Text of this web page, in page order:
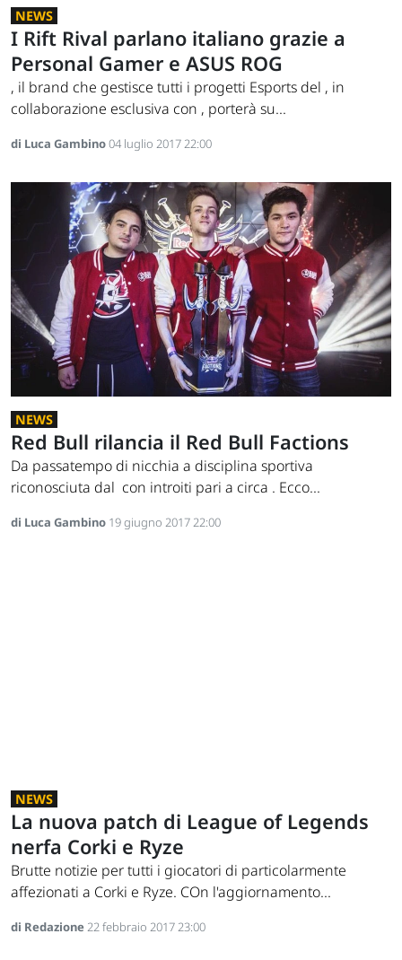
NEWS
I Rift Rival parlano italiano grazie a
Personal Gamer e ASUS ROG
, il brand che gestisce tutti i progetti Esports del , in
collaborazione esclusiva con , porterà su...
di Luca Gambino04 luglio 2017 22:00
NEWS
Red Bull rilancia il Red Bull Factions
Da passatempo di nicchia a disciplina sportiva
riconosciuta dal con introiti pari a circa . Ecco...
di Luca Gambino 19 giugno 2017 22:00
NEWS
La nuova patch di League of Legends
nerfa Corki e Ryze
Brutte notizie per tutti i giocatori di particolarmente
affezionati a Corki e Ryze. COn l'aggiornamento...
di Redazione22 febbraio 2017 23:00